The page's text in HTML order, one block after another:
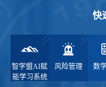
快
智学盟AI赋
能学习系统
风险管理 数